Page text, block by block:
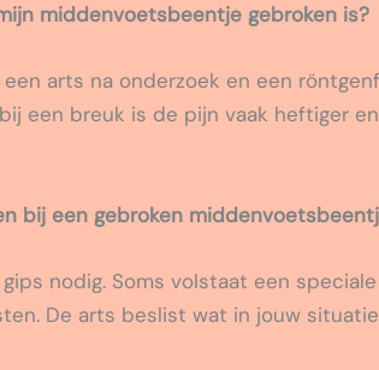
middenvoetsbeentje gebroken is?
arts na onderzoek en een
een breuk is de pijn vaak heftiger
bij een gebroken
nodig. Soms volstaat een
De arts beslist wat in jouw